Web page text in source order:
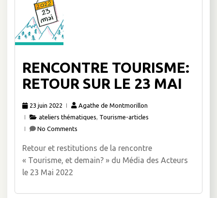
RENCONTRE TOURISME:
RETOUR SUR LE 23 MAI
23 juin 2022
Agathe de Montmorillon
ateliers thématiques Tourisme-articles
No Comments
Retour et restitutions de la rencontre
« Tourisme, et demain? » du Média des Acteurs
le 23 Mai 2022